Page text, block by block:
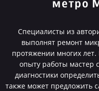
метро
Специалисты из
выполнят ремонт
протяжении многих лет.
опыту работы мастер
диагностики
также может предложить